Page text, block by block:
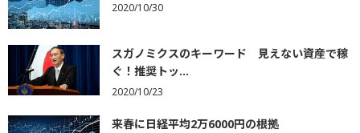
2020/10/30
スガノミクスのキーワード 見えない資産で稼
ぐ！推奨トッ...
2020/10/23
来春に日経平均2万6000円の根拠